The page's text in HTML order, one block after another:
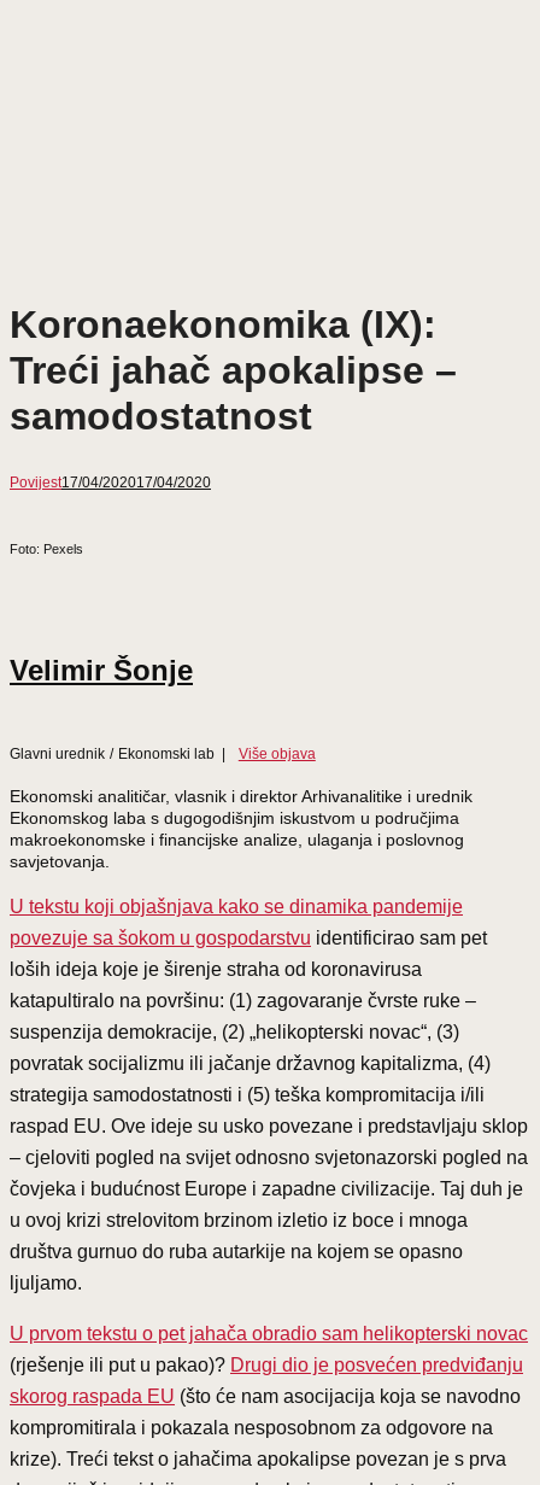
Koronaekonomika (IX):
Treći jahač apokalipse –
samodostatnost
Povijest17/04/202017/04/2020
Foto: Pexels
Velimir Šonje
Glavni urednik / Ekonomski lab | Više objava
Ekonomski analitičar, vlasnik i direktor Arhivanalitike i urednik
Ekonomskog laba s dugogodišnjim iskustvom u područjima
makroekonomske i financijske analize, ulaganja i poslovnog
savjetovanja.
U tekstu koji objašnjava kako se dinamika pandemije
povezuje sa šokom u gospodarstvu identificirao sam pet
loših ideja koje je širenje straha od koronavirusa
katapultiralo na površinu: (1) zagovaranje čvrste ruke –
suspenzija demokracije, (2) „helikopterski novac“, (3)
povratak socijalizmu ili jačanje državnog kapitalizma, (4)
strategija samodostatnosti i (5) teška kompromitacija i/ili
raspad EU. Ove ideje su usko povezane i predstavljaju sklop
– cjeloviti pogled na svijet odnosno svjetonazorski pogled na
čovjeka i budućnost Europe i zapadne civilizacije. Taj duh je
u ovoj krizi strelovitom brzinom izletio iz boce i mnoga
društva gurnuo do ruba autarkije na kojem se opasno
ljuljamo.
U prvom tekstu o pet jahača obradio sam helikopterski novac
(rješenje ili put u pakao)? Drugi dio je posvećen predviđanju
skorog raspada EU (što će nam asocijacija koja se navodno
kompromitirala i pokazala nesposobnom za odgovore na
krize). Treći tekst o jahačima apokalipse povezan je s prva